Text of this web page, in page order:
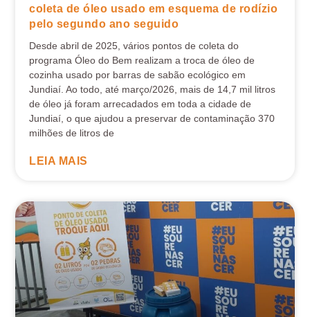
coleta de óleo usado em esquema de rodízio
pelo segundo ano seguido
Desde abril de 2025, vários pontos de coleta do
programa Óleo do Bem realizam a troca de óleo de
cozinha usado por barras de sabão ecológico em
Jundiaí. Ao todo, até março/2026, mais de 14,7 mil litros
de óleo já foram arrecadados em toda a cidade de
Jundiaí, o que ajudou a preservar de contaminação 370
milhões de litros de
LEIA MAIS